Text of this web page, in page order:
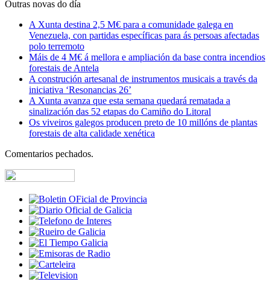
Outras novas do día
A Xunta destina 2,5 M€ para a comunidade galega en
Venezuela, con partidas específicas para ás persoas afectadas
polo terremoto
Máis de 4 M€ á mellora e ampliación da base contra incendios
forestais de Antela
A construción artesanal de instrumentos musicais a través da
iniciativa ‘Resonancias 26’
A Xunta avanza que esta semana quedará rematada a
sinalización das 52 etapas do Camiño do Litoral
Os viveiros galegos producen preto de 10 millóns de plantas
forestais de alta calidade xenética
Comentarios pechados.